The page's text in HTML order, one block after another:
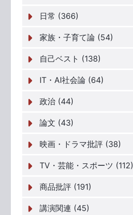
日常 (366)
家族・子育て論 (54)
自己ベスト (138)
IT・AI社会論 (64)
政治 (44)
論文 (43)
映画・ドラマ批評 (38)
TV・芸能・スポーツ (112)
商品批評 (191)
講演関連 (45)